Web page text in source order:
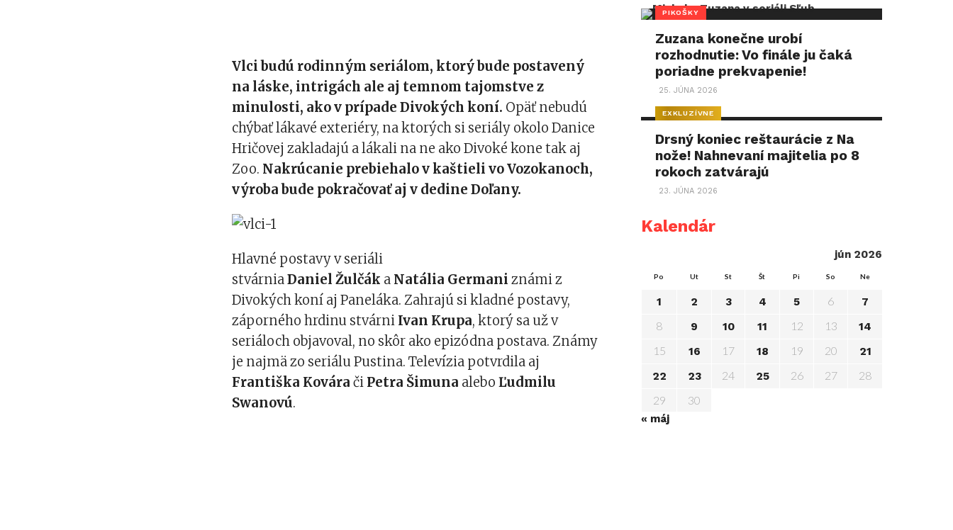
Vlci budú rodinným seriálom, ktorý bude postavený
na láske, intrigách ale aj temnom tajomstve z
minulosti, ako v prípade Divokých koní. Opäť nebudú
chýbať lákavé exteriéry, na ktorých si seriály okolo Danice
Hričovej zakladajú a lákali na ne ako Divoké kone tak aj
Zoo. Nakrúcanie prebiehalo v kaštieli vo Vozokanoch,
výroba bude pokračovať aj v dedine Doľany.
Hlavné postavy v seriáli
stvárniaDaniel Žulčák a Natália Germani známi z
Divokých koní aj Paneláka. Zahrajú si kladné postavy,
záporného hrdinu stvárni Ivan Krupa, ktorý sa už v
seriáloch objavoval, no skôr ako epizódna postava. Známy
je najmä zo seriálu Pustina. Televízia potvrdila aj
Františka Kovára či Petra Šimuna aleboĽudmilu
Swanovú.
PIKOŠKY
Zuzana konečne urobí
rozhodnutie: Vo finále ju čaká
poriadne prekvapenie!
25. JÚNA 2026
EXKLUZÍVNE
Drsný koniec reštaurácie z Na
nože! Nahnevaní majitelia po 8
rokoch zatvárajú
23. JÚNA 2026
Kalendár
jún 2026
Po Ut St Št Pi So Ne
1 2 3 4 5 6 7
8 9 10 11 12 13 14
15 16 17 18 19 20
21
22
23 24 25 26 27
28
29
30
« máj